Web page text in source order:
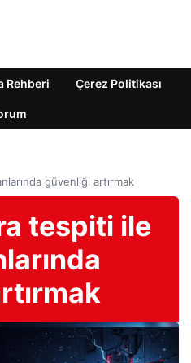
Rehberi Çerez Politikası
güvenliği artırmak
tespiti ile